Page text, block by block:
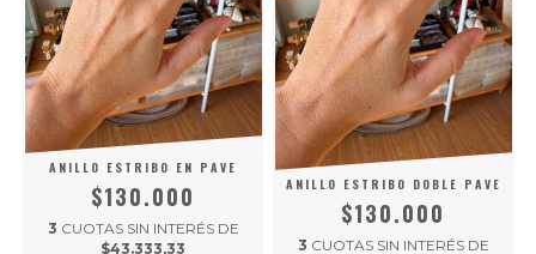
ANILLO ESTRIBO EN PAVE
$130.000
3 CUOTAS SIN INTERÉS DE
$43.333,33
ANILLO ESTRIBO DOBLE PAVE
$130.000
3 CUOTAS SIN INTERÉS DE